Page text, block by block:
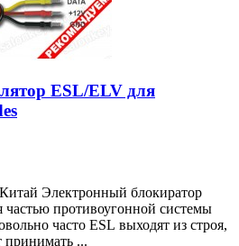
ESL/ELV для
Электронный блокиратор
частью противоугонной системы
часто ESL выходят из строя,
принимать ...